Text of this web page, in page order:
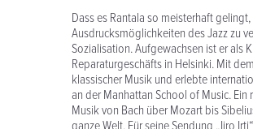
Dass es Rantala so meisterhaft
Ausdrucksmöglichkeiten des Jazz zu
Sozialisation. Aufgewachsen ist er als
Reparaturgeschäfts in Helsinki. Mit
klassischer Musik und erlebte
an der Manhattan School of Music.
Musik von Bach über Mozart bis